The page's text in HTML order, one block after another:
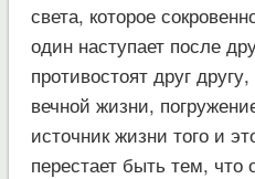
света, которое
один наступает после
противостоят друг
вечной жизни,
источник жизни того и
перестает быть тем, что